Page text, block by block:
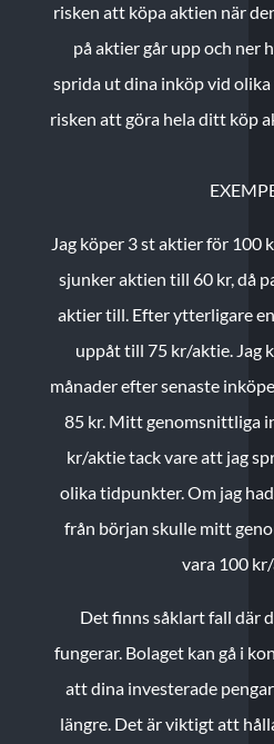
risken att köpa aktien när
på aktier går upp och ner
sprida ut dina inköp vid
risken att göra hela ditt köp
Jag köper 3 st aktier för 100
sjunker aktien till 60 kr, då
aktier till. Efter ytterligare
uppåt till 75 kr/aktie. Jag
månader efter senaste
85 kr. Mitt genomsnittliga
kr/aktie tack vare att jag
olika tidpunkter. Om jag
från början skulle mitt
vara 100
Det finns såklart fall där
fungerar. Bolaget kan gå i
att dina investerade
längre. Det är viktigt att